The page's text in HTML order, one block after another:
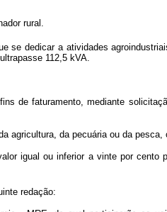
rural.
se dedicar a atividades
112,5 kVA.
de faturamento, mediante
agricultura, da pecuária ou da
igual ou inferior a vinte por
redação: